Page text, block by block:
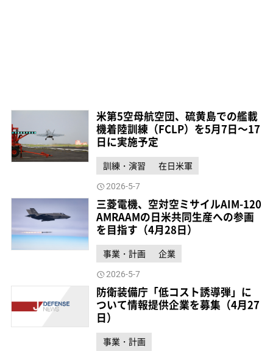
米第5空母航空団、硫黄島での艦載
機着陸訓練（FCLP）を5月7日～17
日に実施予定
訓練・演習 在日米軍
2026-5-7
三菱電機、空対空ミサイルAIM-120
AMRAAMの日米共同生産への参画
を目指す（4月28日）
事業・計画 企業
2026-5-7
防衛装備庁「低コスト誘導弾」に
ついて情報提供企業を募集（4月27
日）
事業・計画